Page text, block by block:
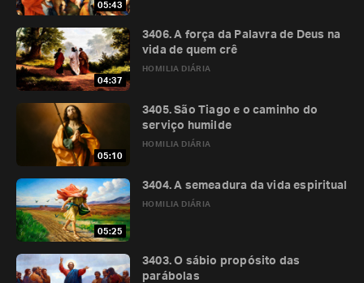
05:43
04:37
HOMILIA DIÁRIA
3406. A força da Palavra de Deus na
vida de quem crê
05:10
HOMILIA DIÁRIA
3405. São Tiago e o caminho do
serviço humilde
05:25
HOMILIA DIÁRIA
3404. A semeadura da vida espiritual
3403. O sábio propósito das
parábolas